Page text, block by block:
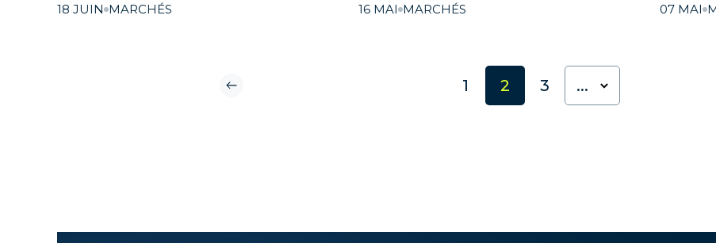
18 JUIN MARCHÉS 16 MAI MARCHÉS 07 MAI
1 2 3 ...